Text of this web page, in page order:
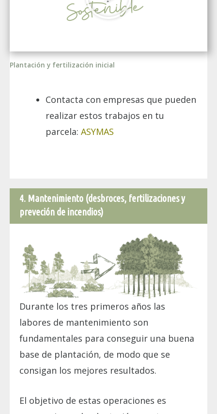
Plantación y fertilización inicial
Contacta con empresas que pueden
realizar estos trabajos en tu
parcela: ASYMAS
4. Mantenimiento (desbroces, fertilizaciones y
preveción de incendios)
Durante los tres primeros años las
labores de mantenimiento son
fundamentales para conseguir una buena
base de plantación, de modo que se
consigan los mejores resultados.
El objetivo de estas operaciones es